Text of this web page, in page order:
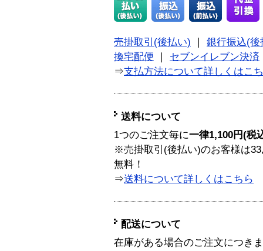
売掛取引(後払い)
銀行振込(後
換宅配便
セブンイレブン決済
⇒支払方法について詳しくはこ
送料について
1つのご注文毎に一律1,100円(税
※売掛取引(後払い)のお客様は
無料！
⇒送料について詳しくはこちら
配送について
在庫がある場合のご注文につき